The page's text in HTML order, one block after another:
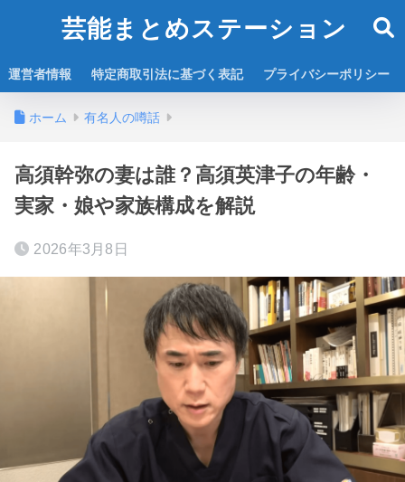
芸能まとめステーション
運営者情報 特定商取引法に基づく表記 プライバシーポリシー
ホーム 有名人の噂話
高須幹弥の妻は誰？高須英津子の年齢・
実家・娘や家族構成を解説
2026年3月8日